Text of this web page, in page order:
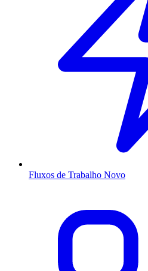
Fluxos de Trabalho Novo